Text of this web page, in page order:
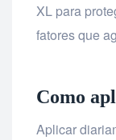
XL para
fatores que
Como
Aplicar